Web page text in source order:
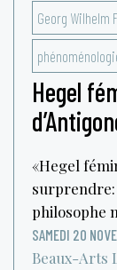
Georg Wilhelm
Hegel
«Hegel
surprendre:
philosophe
SAMEDI 20
Beaux-Arts